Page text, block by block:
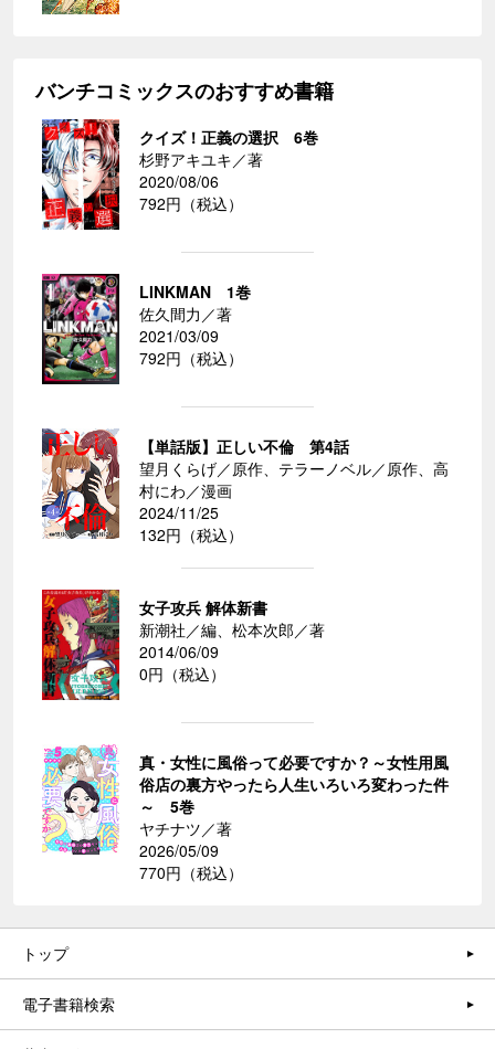
バンチコミックスのおすすめ書籍
クイズ！正義の選択 6巻
杉野アキユキ／著
2020/08/06
792円（税込）
LINKMAN 1巻
佐久間力／著
2021/03/09
792円（税込）
【単話版】正しい不倫 第4話
望月くらげ／原作、テラーノベル／原作、高
村にわ／漫画
2024/11/25
132円（税込）
女子攻兵 解体新書
新潮社／編、松本次郎／著
2014/06/09
0円（税込）
真・女性に風俗って必要ですか？～女性用風
俗店の裏方やったら人生いろいろ変わった件
～ 5巻
ヤチナツ／著
2026/05/09
770円（税込）
トップ
電子書籍検索